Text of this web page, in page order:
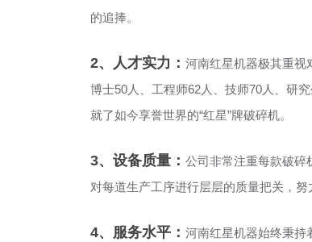
的追捧。
2、人才实力： 河南红星机器极其重视
博士50人、工程师62人、技师70人、研
就了如今享誉世界的“红星”牌破碎机。
3、设备质量： 公司非常注重每款破碎
对每道生产工序进行层层的质量把关，
4、服务水平： 河南红星机器始终秉持